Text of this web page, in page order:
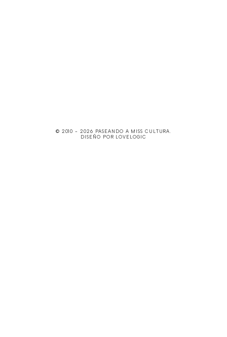
© 2010 - 2026 PASEANDO A MISS CULTURA
DISEÑO POR LOVELOGIC